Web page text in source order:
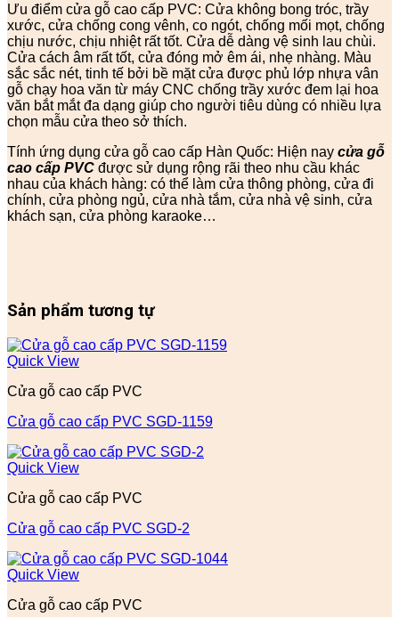
Ưu điểm cửa gỗ cao cấp PVC: Cửa không bong tróc, trầy
xước, cửa chống cong vênh, co ngót, chống mối mọt, chống
chịu nước, chịu nhiệt rất tốt. Cửa dễ dàng vệ sinh lau chùi.
Cửa cách âm rất tốt, cửa đóng mở êm ái, nhẹ nhàng. Màu
sắc sắc nét, tinh tế bởi bề mặt cửa được phủ lớp nhựa vân
gỗ chạy hoa văn từ máy CNC chống trầy xước đem lại hoa
văn bắt mắt đa dạng giúp cho người tiêu dùng có nhiều lựa
chọn mẫu cửa theo sở thích.
Tính ứng dụng cửa gỗ cao cấp Hàn Quốc: Hiện nay cửa gỗ
cao cấp PVC được sử dụng rộng rãi theo nhu cầu khác
nhau của khách hàng: có thể làm cửa thông phòng, cửa đi
chính, cửa phòng ngủ, cửa nhà tắm, cửa nhà vệ sinh, cửa
khách sạn, cửa phòng karaoke…
Sản phẩm tương tự
Quick View
Cửa gỗ cao cấp PVC
Cửa gỗ cao cấp PVC SGD-1159
Quick View
Cửa gỗ cao cấp PVC
Cửa gỗ cao cấp PVC SGD-2
Quick View
Cửa gỗ cao cấp PVC